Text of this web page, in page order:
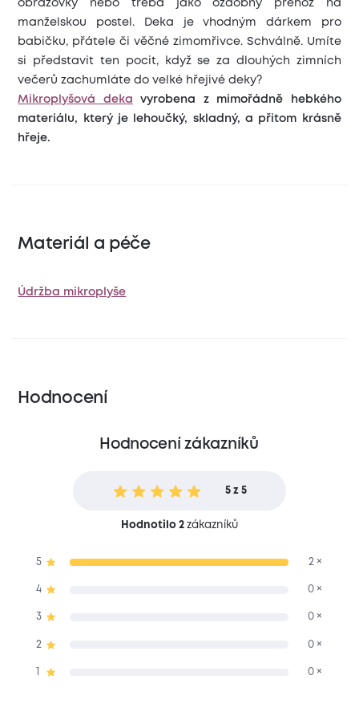
obrazovky nebo třeba jako ozdobný přehoz na
manželskou postel. Deka je vhodným dárkem pro
babičku, přátele či věčné zimomřivce. Schválně. Umíte
si představit ten pocit, když se za dlouhých zimních
večerů zachumláte do velké hřejivé deky?
Mikroplyšová deka
vyrobena z mimořádně hebkého
materiálu, který je lehoučký, skladný, a přitom krásně
hřeje.
Materiál a péče
Údržba mikroplyše
Hodnocení
Hodnocení zákazníků
5 z 5
Hodnotilo 2zákazníků
5 2 ×
4 0 ×
3 0 ×
2 0 ×
0 ×